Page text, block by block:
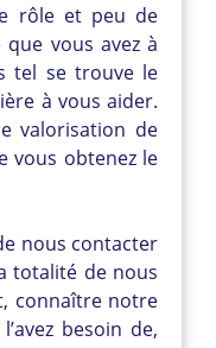
rôle et peu de
vous avez à
tel se trouve le
à vous aider.
valorisation de
vous obtenez le
nous contacter
totalité de nous
connaître notre
besoin de,